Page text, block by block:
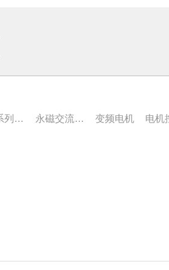
YG系列电机 永磁交流伺服电动机 变频电机
电机